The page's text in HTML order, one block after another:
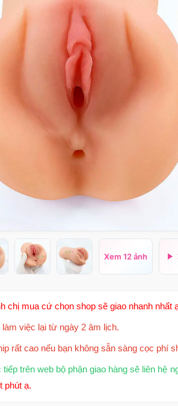
Xem 12 ảnh
chị mua cứ chọn shop sẽ giao nhanh nhất
việc lại từ ngày 2 âm lịch.
rất cao nếu bạn không sẵn sàng cọc phí
trên web bộ phận giao hàng sẽ liên hệ
phút ạ.